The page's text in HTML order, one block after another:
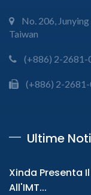
No. 206,
Taiwan
(+886) 2-2681-
(+886) 2-
Ultime
Xinda Presenta
All'IMT...